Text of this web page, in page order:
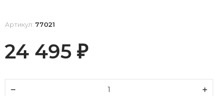
Артикул: 77021
24 495 ₽